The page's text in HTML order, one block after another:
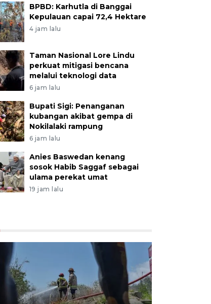
BPBD: Karhutla di Banggai
Kepulauan capai 72,4 Hektare
4 jam lalu
Taman Nasional Lore Lindu
perkuat mitigasi bencana
melalui teknologi data
6 jam lalu
Bupati Sigi: Penanganan
kubangan akibat gempa di
Nokilalaki rampung
6 jam lalu
Anies Baswedan kenang
sosok Habib Saggaf sebagai
ulama perekat umat
19 jam lalu